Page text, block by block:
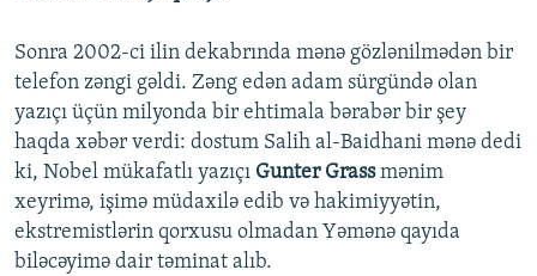
Sonra 2002-ci ilin dekabrında mənə gözlənilmədən bir
telefon zəngi gəldi. Zəng edən adam sürgündə olan
yazıçı üçün milyonda bir ehtimala bərabər bir şey
haqda xəbər verdi: dostum Salih al-Baidhani mənə dedi
ki, Nobel mükafatlı yazıçı Gunter Grassmənim
xeyrimə, işimə müdaxilə edib və hakimiyyətin,
ekstremistlərin qorxusu olmadan Yəmənə qayıda
biləcəyimə dair təminat alıb.